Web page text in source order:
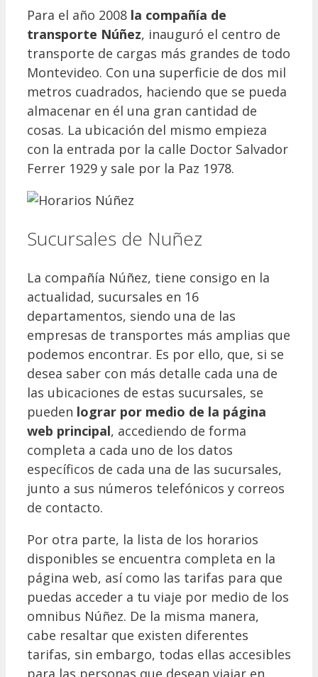
Para el año 2008 la compañía de
transporte Núñez, inauguró el centro de
transporte de cargas más grandes de todo
Montevideo. Con una superficie de dos mil
metros cuadrados, haciendo que se pueda
almacenar en él una gran cantidad de
cosas. La ubicación del mismo empieza
con la entrada por la calle Doctor Salvador
Ferrer 1929 y sale por la Paz 1978.
Sucursales de Nuñez
La compañía Núñez, tiene consigo en la
actualidad, sucursales en 16
departamentos, siendo una de las
empresas de transportes más amplias que
podemos encontrar. Es por ello, que, si se
desea saber con más detalle cada una de
las ubicaciones de estas sucursales, se
pueden lograr por medio de la página
web principal, accediendo de forma
completa a cada uno de los datos
específicos de cada una de las sucursales,
junto a sus números telefónicos y correos
de contacto.
Por otra parte, la lista de los horarios
disponibles se encuentra completa en la
página web, así como las tarifas para que
puedas acceder a tu viaje por medio de los
omnibus Núñez. De la misma manera,
cabe resaltar que existen diferentes
tarifas, sin embargo, todas ellas accesibles
para las personas que desean viajar en